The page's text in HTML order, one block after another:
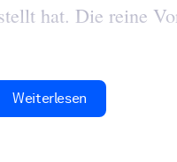
hat. Die reine
Weiterlesen